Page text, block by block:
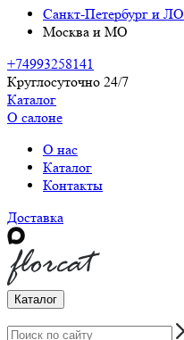
Санкт-Петербург и ЛО
Москва и МО
+74993258141
Круглосуточно 24/7
Каталог
О салоне
О нас
Каталог
Контакты
Доставка
Каталог